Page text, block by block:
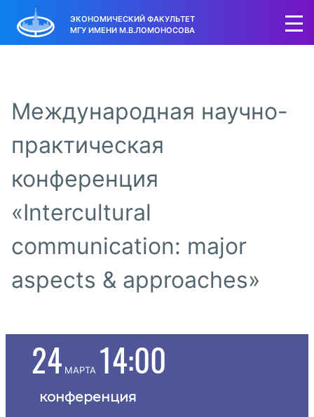
ЭКОНОМИЧЕСКИЙ ФАКУЛЬТЕТ
МГУ ИМЕНИ М.В.ЛОМОНОСОВА
Международная научно-
практическая
конференция
«Intercultural
communication: major
aspects & approaches»
24 марта 14:00
конференция